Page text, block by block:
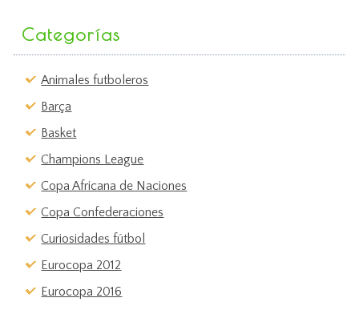
Categorías
Animales futboleros
Barça
Basket
Champions League
Copa Africana de Naciones
Copa Confederaciones
Curiosidades fútbol
Eurocopa 2012
Eurocopa 2016